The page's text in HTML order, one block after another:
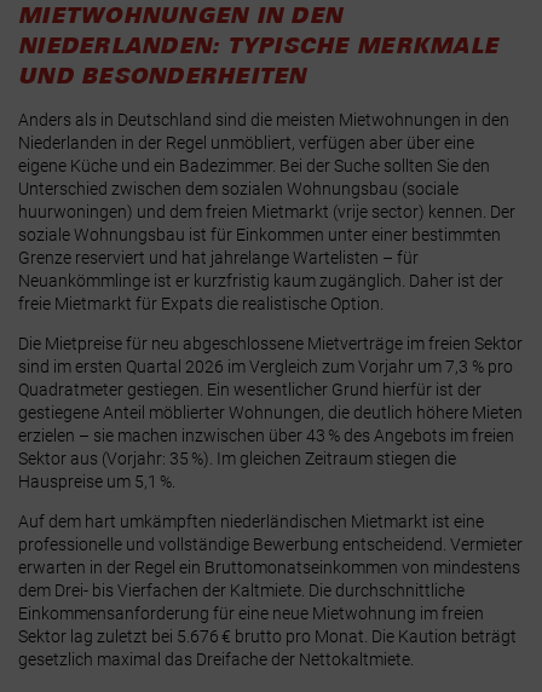
MIETWOHNUNGEN IN DEN
NIEDERLANDEN: TYPISCHE MERKMALE
UND BESONDERHEITEN
Anders als in Deutschland sind die meisten Mietwohnungen in den
Niederlanden in der Regel unmöbliert, verfügen aber über eine
eigene Küche und ein Badezimmer. Bei der Suche sollten Sie den
Unterschied zwischen dem sozialen Wohnungsbau (sociale
huurwoningen) und demfreien Mietmarkt (vrije sector) kennen. Der
soziale Wohnungsbau ist für Einkommen unter einer bestimmten
Grenze reserviert und hat jahrelange Wartelisten – für
Neuankömmlinge ist er kurzfristig kaum zugänglich. Daher ist der
freie Mietmarkt für Expats die realistische Option.
Die Mietpreise für neu abgeschlossene Mietverträge im freien Sektor
sind im ersten Quartal 2026 im Vergleich zum Vorjahr um7,3 % pro
Quadratmeter gestiegen . Ein wesentlicher Grund hierfür ist der
gestiegene Anteil möblierter Wohnungen, die deutlich höhere Mieten
erzielen – sie machen inzwischen über 43 % des Angebots im freien
Sektor aus (Vorjahr: 35 %) . Im gleichen Zeitraum stiegen die
Hauspreise um 5,1 %
Auf dem hart umkämpften niederländischen Mietmarkt ist eine
professionelle und vollständige Bewerbung entscheidend. Vermieter
erwarten in der Regel ein Bruttomonatseinkommen von mindestens
dem Drei- bis Vierfachen der Kaltmiete . Die durchschnittliche
Einkommensanforderung für eine neue Mietwohnung im freien
Sektor lag zuletzt bei 5.676 € brutto pro Monat . Die Kaution beträgt
gesetzlich maximal das Dreifache der Nettokaltmiete